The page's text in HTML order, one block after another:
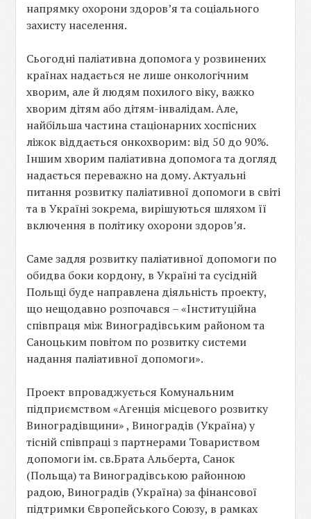
напрямку охорони здоров’я та соціального
захисту населення.
Сьогодні паліативна допомога у розвинених
країнах надається не лише онкологічним
хворим, але й людям похилого віку, важко
хворим дітям або дітям-інвалідам. Але,
найбільша частина стаціонарних хоспісних
ліжок віддається онкохворим: від 50 до 90%.
Іншим хворим паліативна допомога та догляд
надається переважно на дому. Актуальні
питання розвитку паліативної допомоги в світі
та в Україні зокрема, вирішуються шляхом її
включення в політику охорони здоров’я.
Саме задля розвитку паліативної допомоги по
обидва боки кордону, в Україні та сусідній
Польщі буде направлена діяльність проекту,
що нещодавно розпочався – «Інституційна
співпраця між Виноградівським районом та
Саноцьким повітом по розвитку системи
надання паліативної допомоги».
Проект впроваджується Комунальним
підприємством «Агенція місцевого розвитку
Виноградівщини» , Виноградів (Україна) у
тісній співпраці з партнерами Товариством
допомоги ім. св.Брата Альберта, Санок
(Польща) та Виноградівською районною
радою, Виноградів (Україна) за фінансової
підтримки Європейського Союзу, в рамках